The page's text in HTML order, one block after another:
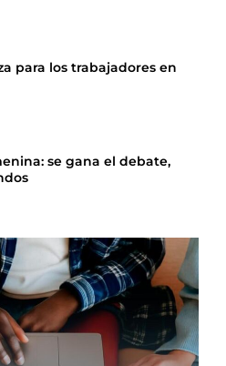
para los trabajadores en
se gana el debate,